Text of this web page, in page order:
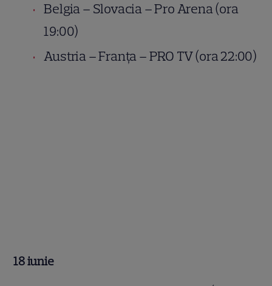
Belgia – Slovacia – Pro Arena (ora
19:00)
Austria – Franța – PRO TV (ora 22:00)
18 iunie